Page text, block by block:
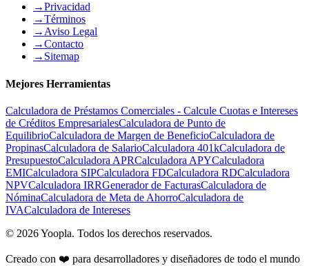
→Privacidad
→Términos
→ Aviso Legal
→Contacto
→ Sitemap
Mejores Herramientas
Calculadora de Préstamos Comerciales - Calcule Cuotas e Intereses
de Créditos EmpresarialesCalculadora de Punto de
EquilibrioCalculadora de Margen de BeneficioCalculadora de
PropinasCalculadora de SalarioCalculadora 401kCalculadora de
PresupuestoCalculadora APRCalculadora APYCalculadora
EMICalculadora SIPCalculadora FDCalculadora RDCalculadora
NPVCalculadora IRRGenerador de FacturasCalculadora de
NóminaCalculadora de Meta de AhorroCalculadora de
IVACalculadora de Intereses
© 2026Yoopla. Todos los derechos reservados.
Creado con ❤️ para desarrolladores y diseñadores de todo el mundo